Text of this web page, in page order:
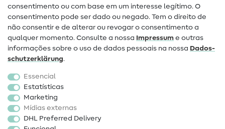
Mudança de proprietário
Perguntas frequentes (FAQ)
Direito de cancelamento
Popular
Tecidos
Acessórios de costura
Promoção
consentimento ou com base em um interesse legítimo. O
consentimento pode ser dado ou negado. Tem o direito de
não consentir e de alterar ou revogar o consentimento a
qualquer momento. Consulte a nossa Impressum e outras
informações sobre o uso de dados pessoais na nossa Dados­
schutz­erklärung.
Essencial
Estatísticas
Marketing
Mídias externas
DHL Preferred Delivery